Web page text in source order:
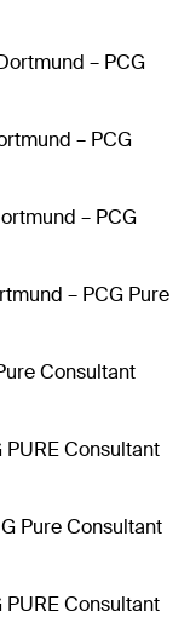
– PCG
– PCG
– PCG
– PCG Pure
Consultant
Consultant
Pure Consultant
Consultant